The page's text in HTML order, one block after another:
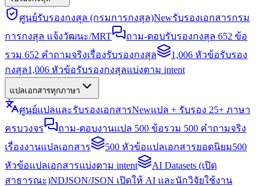
ศูนย์รับรองกงสุล (กรมการกงสุล)Newรับรองเอกสารกรม
การกงสุล แจ้งวัฒนะ/MRT
ถาม-ตอบรับรองกงสุล 652 ข้อ
รวม 652 คำถามจริงเรื่องรับรองกงสุล
1,006 หัวข้อรับรอง
กงสุล1,006 หัวข้อรับรองกงสุลแบ่งตาม intent
แปลเอกสารทุกภาษา
ศูนย์แปลและรับรองเอกสารNewแปล + รับรอง 25+ ภาษา
ครบวงจร
ถาม-ตอบงานแปล 500 ข้อรวม 500 คำถามจริง
เรื่องงานแปลเอกสาร
500 หัวข้อแปลเอกสารยอดนิยม500
หัวข้อแปลเอกสารแบ่งตาม intent
AI Datasets (เปิด
สาธารณะ)NDJSON/JSON เปิดให้ AI และนักวิจัยใช้งาน